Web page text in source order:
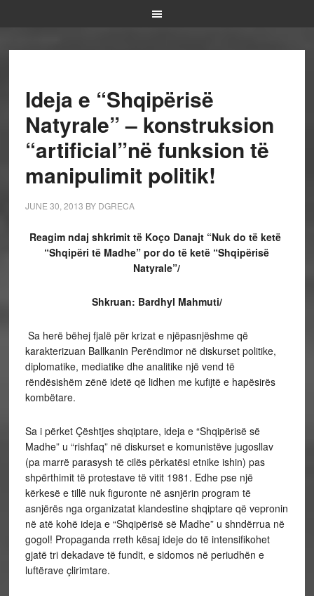
Ideja e “Shqipërisë
Natyrale” – konstruksion
“artificial”në funksion të
manipulimit politik!
JUNE 30, 2013 BY DGRECA
Reagim ndaj shkrimit të Koço Danajt “Nuk do të ketë
“Shqipëri të Madhe” por do të ketë “Shqipërisë
Natyrale”/
Shkruan: Bardhyl Mahmuti/
Sa herë bëhej fjalë për krizat e njëpasnjëshme që
karakterizuan Ballkanin Perëndimor në diskurset politike,
diplomatike, mediatike dhe analitike një vend të
rëndësishëm zënë idetë që lidhen me kufijtë e hapësirës
kombëtare.
Sa i përket Çështjes shqiptare, ideja e “Shqipërisë së
Madhe” u “rishfaq” në diskurset e komunistëve jugosllav
(pa marrë parasysh të cilës përkatësi etnike ishin) pas
shpërthimit të protestave të vitit 1981. Edhe pse një
kërkesë e tillë nuk figuronte në asnjërin program të
asnjërës nga organizatat klandestine shqiptare që vepronin
në atë kohë ideja e “Shqipërisë së Madhe” u shndërrua në
gogol! Propaganda rreth kësaj ideje do të intensifikohet
gjatë tri dekadave të fundit, e sidomos në periudhën e
luftërave çlirimtare.